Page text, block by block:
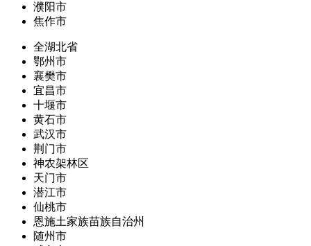
濮阳市
焦作市
全湖北省
鄂州市
襄樊市
宜昌市
十堰市
黄石市
武汉市
荆门市
神农架林区
天门市
潜江市
仙桃市
恩施土家族苗族自治州
随州市